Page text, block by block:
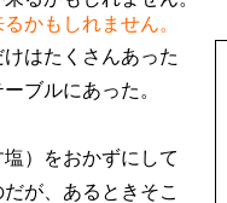
かもしれません。
はたくさんあった
ブルにあった。
）をおかずにして
が、あるときそこ